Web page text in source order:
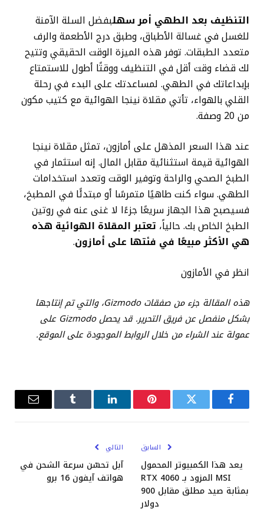
التنظيف بعد الطهي أمر سهلبفضل السلة الآمنة
للغسل في غسالة الأطباق، وطبق درج الأطعمة والرف
متعدد الطبقات. توفر هذه الميزة الوقت الحقيقي وتتيح
لك قضاء وقت أقل في التنظيف ووقتًا أطول للاستمتاع
بإبداعاتك في الطهي. لمساعدتك على البدء في رحلة
القلي بالهواء، تأتي مقلاة نينجا الهوائية مع كتيب مكون
من 20 وصفة.
عند هذا السعر المذهل على أمازون، تمثل مقلاة نينجا
الهوائية قيمة استثنائية مقابل المال. إنه استثمار في
الطبخ الصحي والراحة وتوفير الوقت وتعدد استخدامات
الطهي. سواء كنت طاهيًا متمرسًا أو مبتدئًا في المطبخ،
فسيصبح هذا الجهاز سريعًا جزءًا لا غنى عنه في روتين
الطبخ الخاص بك. حالياً، تعتبر المقلاة الهوائية هذه
هي الأكثر مبيعًا في فئتها على أمازون.
انظر في الأمازون
هذه المقالة جزء من صفقات Gizmodo، والتي تم إنتاجها
بشكل منفصل عن فريق التحرير. قد يحصل Gizmodo على
عمولة عند الشراء من خلال الروابط الموجودة على الموقع.
فيسبوكتويتر بينتيريستلينكدإن Tumblrالبريد
السابق
يعد هذا الكمبيوتر المحمول
MSI المزود بـ RTX 4060
بمثابة صيد مطلق مقابل 900
دولار
التالي
آبل تحسّن سرعة الشحن في
هواتف آيفون 16 برو